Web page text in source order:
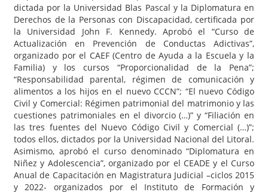
dictada por la Universidad Blas Pascal y la Diplomatura en
Derechos de la Personas con Discapacidad, certificada por
la Universidad John F. Kennedy. Aprobó el “Curso de
Actualización en Prevención de Conductas Adictivas”,
organizado por el CAEF (Centro de Ayuda a la Escuela y la
Familia) y los cursos “Proporcionalidad de la Pena”;
“Responsabilidad parental, régimen de comunicación y
alimentos a los hijos en el nuevo CCCN”; “El nuevo Código
Civil y Comercial: Régimen patrimonial del matrimonio y las
cuestiones patrimoniales en el divorcio (…)” y “Filiación en
las tres fuentes del Nuevo Código Civil y Comercial (…)”;
todos ellos, dictados por la Universidad Nacional del Litoral.
Asimismo, aprobó el curso denominado “Diplomatura en
Niñez y Adolescencia”, organizado por el CEADE y el Curso
Anual de Capacitación en Magistratura Judicial –ciclos 2015
y 2022- organizados por el Instituto de Formación y